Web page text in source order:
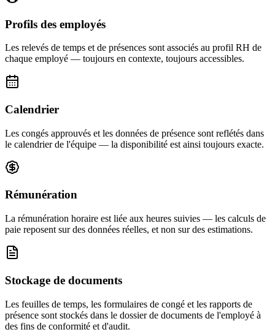
Profils des employés
Les relevés de temps et de présences sont associés au profil RH de
chaque employé — toujours en contexte, toujours accessibles.
Calendrier
Les congés approuvés et les données de présence sont reflétés dans
le calendrier de l'équipe — la disponibilité est ainsi toujours exacte.
Rémunération
La rémunération horaire est liée aux heures suivies — les calculs de
paie reposent sur des données réelles, et non sur des estimations.
Stockage de documents
Les feuilles de temps, les formulaires de congé et les rapports de
présence sont stockés dans le dossier de documents de l'employé à
des fins de conformité et d'audit.